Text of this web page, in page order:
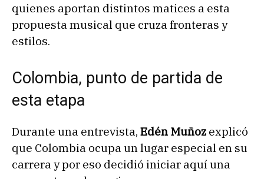
quienes aportan distintos matices a esta
propuesta musical que cruza fronteras y
estilos.
Colombia, punto de partida de
esta etapa
Durante una entrevista, Edén Muñoz explicó
que Colombia ocupa un lugar especial en su
carrera y por eso decidió iniciar aquí una